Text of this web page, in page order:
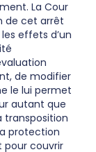
La Cour
de cet arrêt
effets d’un
de modifier
le lui permet
autant que
transposition
protection
pour couvrir